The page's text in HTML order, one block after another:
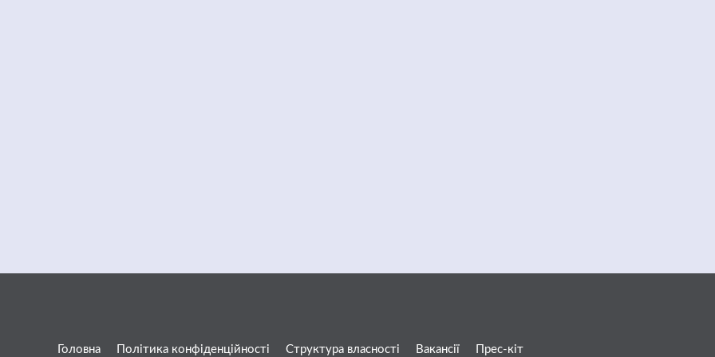
Головна Політика конфіденційності Структура власності Вакансії Прес-кіт